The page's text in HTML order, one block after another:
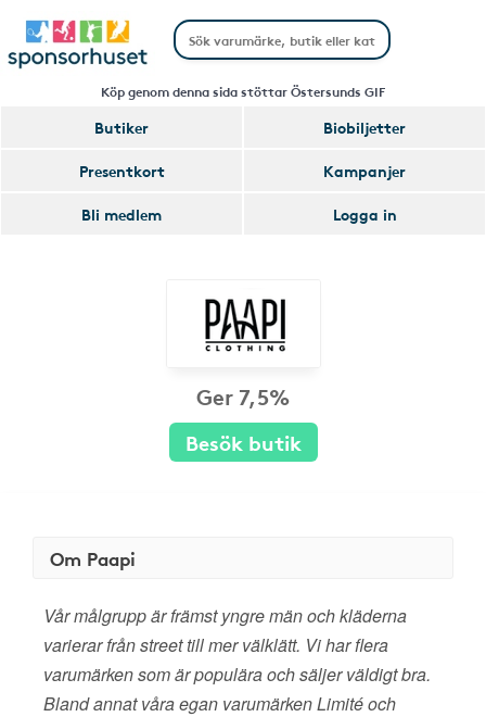
Köp genom denna sida stöttar Östersunds GIF
Butiker
Biobiljetter
Presentkort
Kampanjer
Bli medlem
Logga in
Ger 7,5%
Besök butik
Om Paapi
Vår målgrupp är främst yngre män och kläderna
varierar från street till mer välklätt. Vi har flera
varumärken som är populära och säljer väldigt bra.
Bland annat våra egan varumärken Limité och